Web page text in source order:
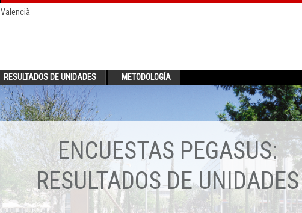
Valencià
RESULTADOS DE UNIDADES METODOLOGÍA
ENCUESTAS PEGASUS:
RESULTADOS DE UNIDADES